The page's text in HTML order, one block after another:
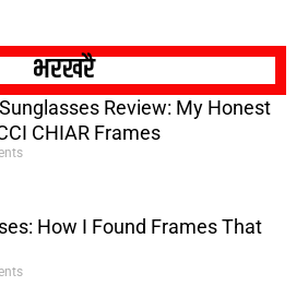
भरखरै
Review: My Honest
CHIAR Frames
How I Found Frames That